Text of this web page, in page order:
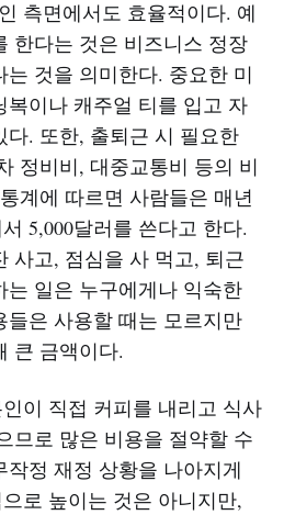
측면에서도 효율적이다. 예
한다는 것은 비즈니스 정장
것을 의미한다. 중요한 미
복이나 캐주얼 티를 입고 자
다. 또한, 출퇴근 시 필요한
정비비, 대중교통비 등의 비
계에 따르면 사람들은 매년
5,000달러를 쓴다고 한다.
사고, 점심을 사 먹고, 퇴근
는 일은 누구에게나 익숙한
들은 사용할 때는 모르지만
큰 금액이다.
이 직접 커피를 내리고 식사
므로 많은 비용을 절약할 수
정 재정 상황을 나아지게
로 높이는 것은 아니지만,